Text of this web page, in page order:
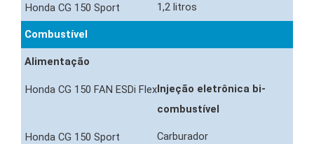
1,2 litros
Combustível
Alimentação
Injeção eletrônica bi-
combustível
Carburador